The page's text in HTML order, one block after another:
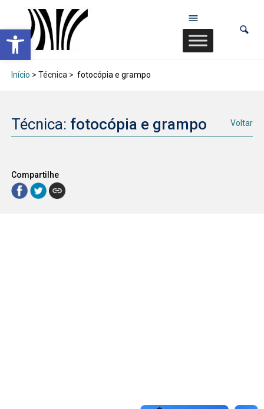
Abrir a barra de ferramentas
Início > Técnica > fotocópia e grampo
Técnica: fotocópia e grampo Voltar
Compartilhe